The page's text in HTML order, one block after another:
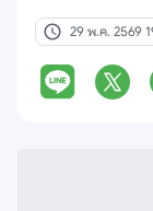
29 พ.ค. 2569